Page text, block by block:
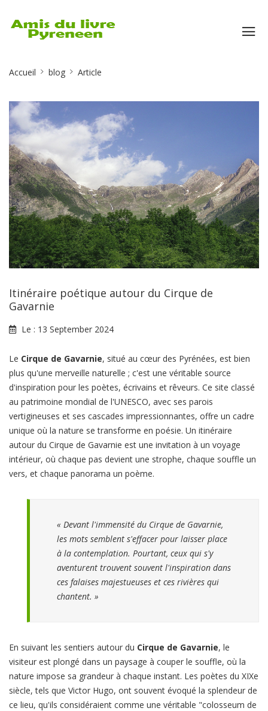
Breadcrumb
Accueil blog Article
Itinéraire poétique autour du Cirque de
Gavarnie
Le : 13 September 2024
Le Cirque de Gavarnie, situé au cœur des Pyrénées, est bien
plus qu'une merveille naturelle ; c'est une véritable source
d'inspiration pour les poètes, écrivains et rêveurs. Ce site classé
au patrimoine mondial de l'UNESCO, avec ses parois
vertigineuses et ses cascades impressionnantes, offre un cadre
unique où la nature se transforme en poésie. Un itinéraire
autour du Cirque de Gavarnie est une invitation à un voyage
intérieur, où chaque pas devient une strophe, chaque souffle un
vers, et chaque panorama un poème.
« Devant l'immensité du Cirque de Gavarnie,
les mots semblent s'effacer pour laisser place
à la contemplation. Pourtant, ceux qui s'y
aventurent trouvent souvent l'inspiration dans
ces falaises majestueuses et ces rivières qui
chantent. »
En suivant les sentiers autour du Cirque de Gavarnie, le
visiteur est plongé dans un paysage à couper le souffle, où la
nature impose sa grandeur à chaque instant. Les poètes du XIXe
siècle, tels que Victor Hugo, ont souvent évoqué la splendeur de
ce lieu, qu'ils considéraient comme une véritable "colosseum de